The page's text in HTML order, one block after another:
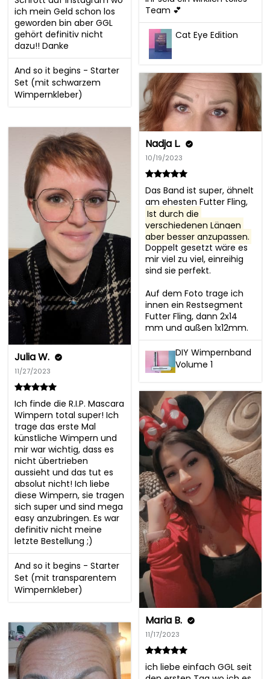
Team 💕
Cat Eye Edition
ich mein Geld schon los
geworden bin aber GGL
gehört definitiv nicht
dazu!! Danke
And so it begins - Starter
Set (mit schwarzem
Wimpernkleber)
Nadja L.
10/19/2023
Das Band ist super, ähnelt
Ist durch die
verschiedenen Längen
aber besser anzupassen.
Doppelt gesetzt wäre es
mir viel zu viel, einreihig
sind sie perfekt.
Auf dem Foto trage ich
innen ein Restsegment
Futter Fling, dann 2x14
mm und außen 1x12mm.
DIY Wimpernband
Volume 1
Julia W.
11/27/2023
Ich finde die R.I.P. Mascara
Wimpern total super! Ich
trage das erste Mal
künstliche Wimpern und
mir war wichtig, dass es
nicht übertrieben
aussieht und das tut es
absolut nicht! Ich liebe
diese Wimpern, sie tragen
sich super und sind mega
easy anzubringen. Es war
definitiv nicht meine
letzte Bestellung ;)
And so it begins - Starter
Set (mit transparentem
Wimpernkleber)
Maria B.
11/17/2023
ich liebe einfach GGL seit